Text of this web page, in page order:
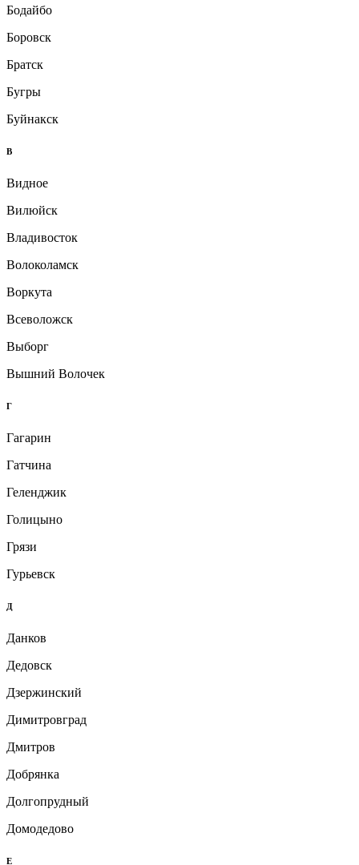
Бодайбо
Боровск
Братск
Бугры
Буйнакск
В
Видное
Вилюйск
Владивосток
Волоколамск
Воркута
Всеволожск
Выборг
Вышний Волочек
Г
Гагарин
Гатчина
Геленджик
Голицыно
Грязи
Гурьевск
Д
Данков
Дедовск
Дзержинский
Димитровград
Дмитров
Добрянка
Долгопрудный
Домодедово
Е